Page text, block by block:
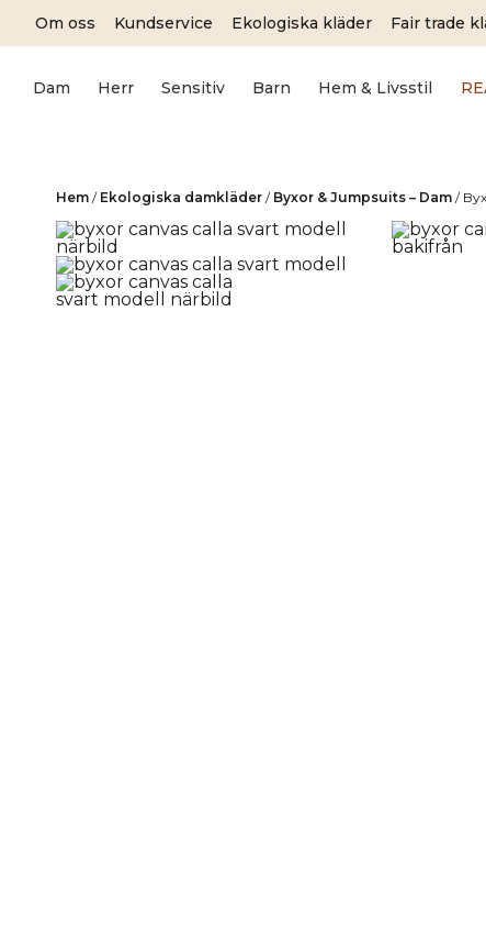
Om oss Kundservice Ekologiska kläder Fair trade
Dam Herr Sensitiv Barn Hem & Livsstil
Hem / Ekologiska damkläder / Byxor & Jumpsuits – Dam /